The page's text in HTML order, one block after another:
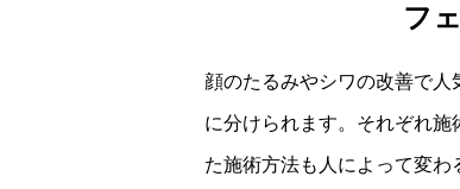
フ
顔のたるみやシワの改善で
に分けられます。それぞれ
た施術方法も人によって変